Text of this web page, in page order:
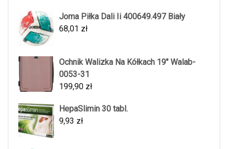
Joma Piłka Dali Ii 400649.497 Biały
68,01 zł
Ochnik Walizka Na Kółkach 19" Walab-
0053-31
199,90 zł
HepaSlimin 30 tabl.
9,93 zł